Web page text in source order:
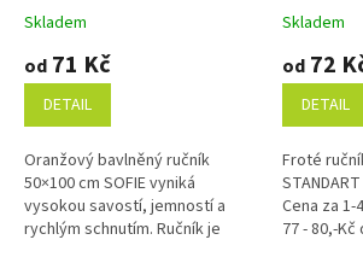
Průměrné
produktu
4,9
5
hvězdiček.
Skladem
od 71 Kč
DETAIL
Oranžový bavlněný ručník
50×100 cm SOFIE vyniká
vysokou savostí, jemností a
rychlým schnutím. Ručník je
400g/m2
Průměrné
produktu
4,9
5
hvězdiček.
Skladem
od 72
DETAIL
Froté
Cena za 1-
77 - 80,-